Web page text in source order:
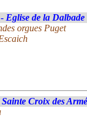
Eglise de la Dalbade
orgues Puget
Sainte Croix des